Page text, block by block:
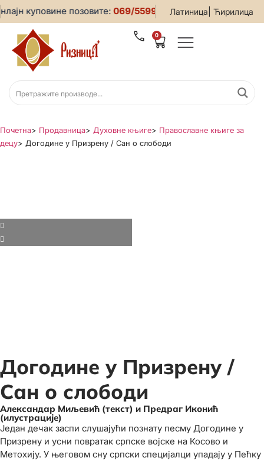
Латиница Ћирилица
куповине позовите:069/5599-019• За све
0
Почетна> Продавница> Духовне књиге> Православне књиге за
децу> Догодине у Призрену / Сан о слободи
Догодине у Призрену /
Сан о слободи
Александар Миљевић (текст) и Предраг Иконић
(илустрације)
Један дечак заспи слушајући познату песму Догодине у
Призрену и усни повратак српске војске на Косово и
Метохију. У његовом сну српски специјалци упадају у Пећку